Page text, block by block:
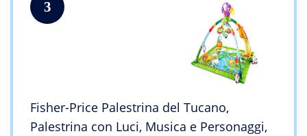
3
Fisher-Price Palestrina del Tucano,
Palestrina con Luci, Musica e Personaggi,